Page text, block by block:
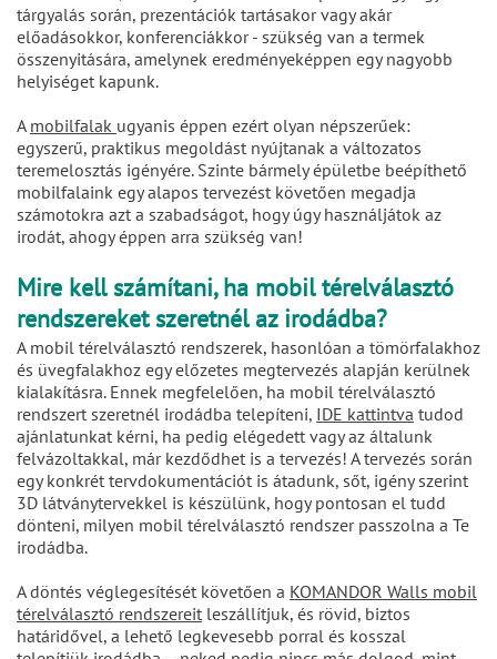
tárgyalás során, prezentációk tartásakor vagy akár
előadásokkor, konferenciákkor - szükség van a termek
összenyitására, amelynek eredményeképpen egy nagyobb
helyiséget kapunk.
A mobilfalak ugyanis éppen ezért olyan népszerűek:
egyszerű, praktikus megoldást nyújtanak a változatos
teremelosztás igényére. Szinte bármely épületbe beépíthető
mobilfalaink egy alapos tervezést követően megadja
számotokra azt a szabadságot, hogy úgy használjátok az
irodát, ahogy éppen arra szükség van!
Mire kell számítani, ha mobil térelválasztó
rendszereket szeretnél az irodádba?
A mobil térelválasztó rendszerek, hasonlóan a tömörfalakhoz
és üvegfalakhoz egy előzetes megtervezés alapján kerülnek
kialakításra. Ennek megfelelően, ha mobil térelválasztó
rendszert szeretnél irodádba telepíteni, IDE kattintva tudod
ajánlatunkat kérni, ha pedig elégedett vagy az általunk
felvázoltakkal, már kezdődhet is a tervezés! A tervezés során
egy konkrét tervdokumentációt is átadunk, sőt, igény szerint
3D látványtervekkel is készülünk, hogy pontosan el tudd
dönteni, milyen mobil térelválasztó rendszer passzolna a Te
irodádba.
A döntés véglegesítését követően a KOMANDOR Walls mobil
térelválasztó rendszereit leszállítjuk, és rövid, biztos
határidővel, a lehető legkevesebb porral és kosszal